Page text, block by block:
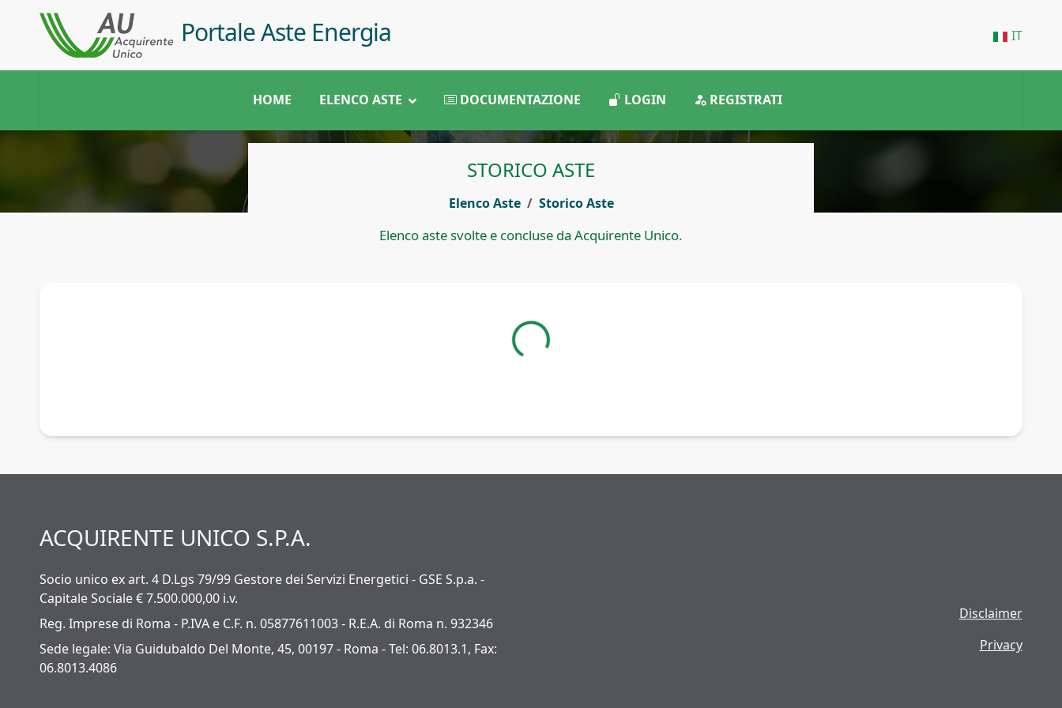
Salta al contenuto principale
Portale Aste Energia IT
HOME ELENCO ASTE DOCUMENTAZIONE LOGIN REGISTRATI
STORICO ASTE
Elenco Aste Storico Aste
Elenco aste svolte e concluse da Acquirente Unico.
Caricamento......
ACQUIRENTE UNICO S.P.A.
Socio unico ex art. 4 D.Lgs 79/99 Gestore dei Servizi Energetici - GSE S.p.a. -
Capitale Sociale € 7.500.000,00 i.v.
Reg. Imprese di Roma - P.IVA e C.F. n. 05877611003 - R.E.A. di Roma n. 932346
Sede legale: Via Guidubaldo Del Monte, 45, 00197 - Roma - Tel: 06.8013.1, Fax:
06.8013.4086
Disclaimer
Privacy